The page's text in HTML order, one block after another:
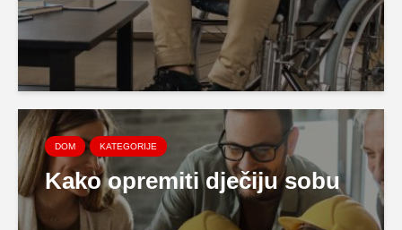
DOM KATEGORIJE
Kako opremiti dječiju sobu